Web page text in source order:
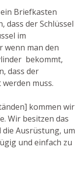
Briefkasten
dass der Schlüssel
im
wenn man den
bekommt,
dass der
muss.
kommen wir
Wir besitzen das
Ausrüstung, um
und einfach zu